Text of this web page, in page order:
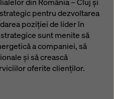
din România – Cluj și
pentru dezvoltarea
poziției de lider în
sunt menite să
a companiei, să
și să crească
oferite clienților.